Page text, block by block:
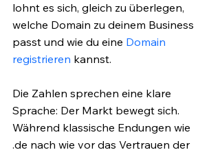
lohnt es sich, gleich zu überlegen,
welche Domain zu deinem Business
passt und wie du eine Domain
registrieren kannst.
Die Zahlen sprechen eine klare
Sprache: Der Markt bewegt sich.
Während klassische Endungen wie
.de nach wie vor das Vertrauen der